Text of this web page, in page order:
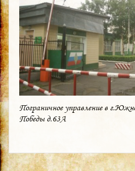
Пограничное управление в
Победы д.63А